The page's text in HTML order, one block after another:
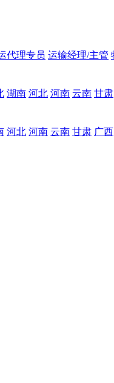
代理专员 运输经理/主管
湖南 河北 河南 云南 甘肃
河北 河南 云南 甘肃 广西